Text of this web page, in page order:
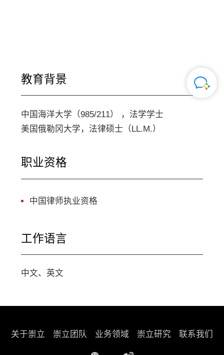
教育背景
中国海洋大学（985/211） ，法学学士
美国俄勒冈大学，法律硕士（LL.M.）
职业资格
中国律师执业资格
工作语言
中文、英文
关于崇立 崇立团队 业务领域 崇立研究 联系我们